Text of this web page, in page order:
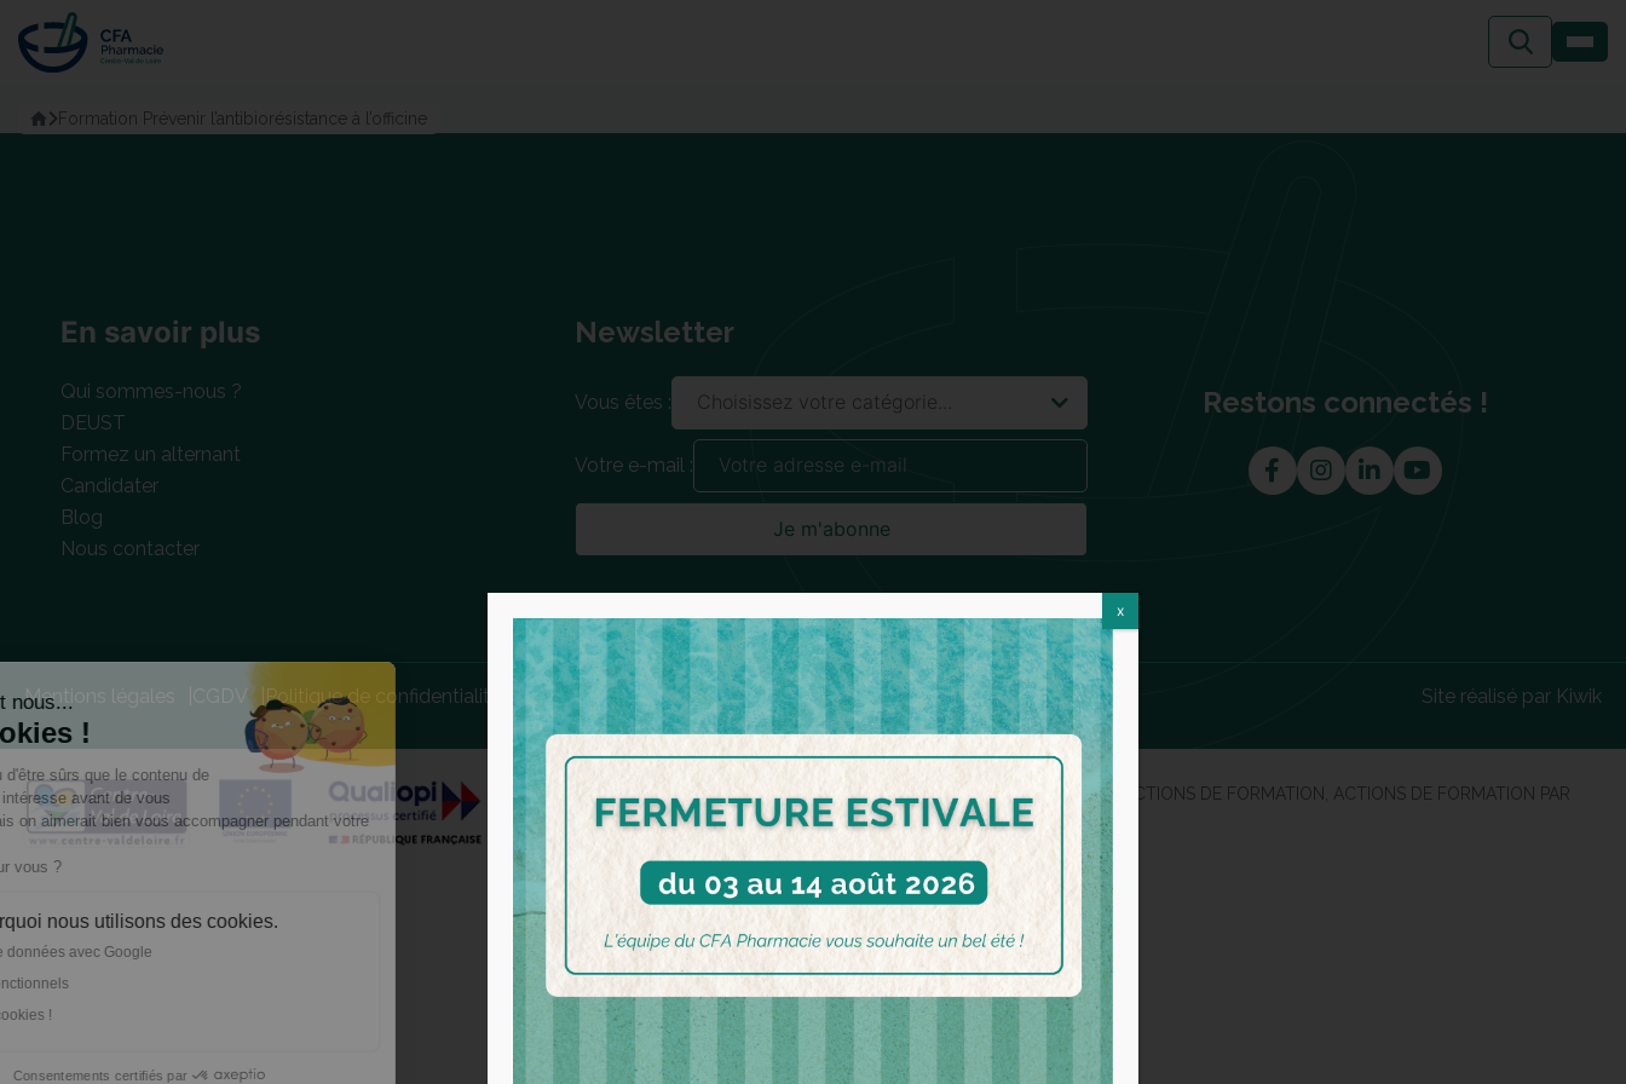
Salut c'est nous...
les Cookies !
On a attendu d'être sûrs que le contenu de
ce site vous intéresse avant de vous
déranger, mais on aimerait bien vous accompagner pendant votre
visite...
C'est OK pour vous ?
Voici pourquoi nous utilisons des cookies.
Partage de données avec Google
Cookies fonctionnels
Consentements certifiés par
au
contenu
Accueil
Formation Prévenir l’antibiorésistance à l’officine
En savoir plus
Qui sommes-nous ?
DEUST
Formez un alternant
Candidater
Blog
Nous contacter
Newsletter
Vous êtes :
Votre e-mail :
Restons connectés !
Mentions légales CGDV Politique de confidentialité Plan du site Site réalisé par Kiwik
La certification qualité a été délivrée au titre des catégories d'actions suivantes : ACTIONS DE FORMATION, ACTIONS DE FORMATION PAR
APPRENTISSAGE.
Télécharger le certificat.
x